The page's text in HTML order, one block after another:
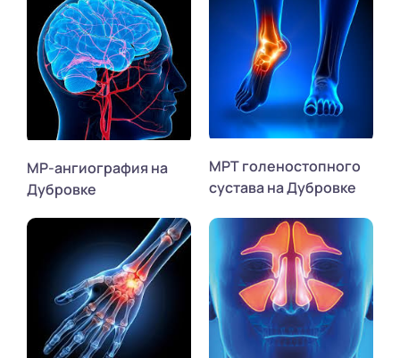
МР-ангиография на
Дубровке
МРТ голеностопного
сустава на Дубровке